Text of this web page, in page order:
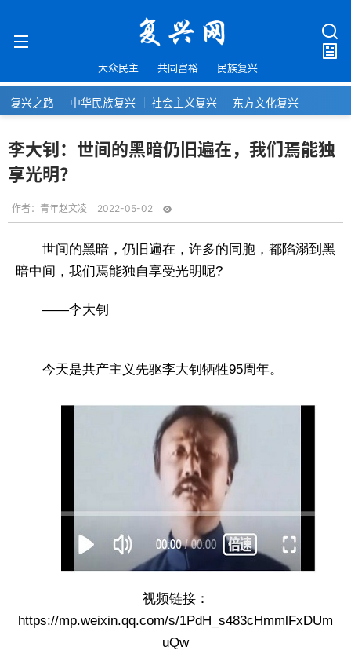
大众民主 共同富裕 民族复兴
复兴之路 中华民族复兴 社会主义复兴 东方文化复兴
李大钊：世间的黑暗仍旧遍在，我们焉能独
享光明？
作者： 青年赵文凌 2022-05-02
世间的黑暗，仍旧遍在，许多的同胞，都陷溺到黑
暗中间，我们焉能独自享受光明呢?
——李大钊
今天是共产主义先驱李大钊牺牲95周年。
视频链接：
https://mp.weixin.qq.com/s/1PdH_s483cHmmlFxDUm
uQw